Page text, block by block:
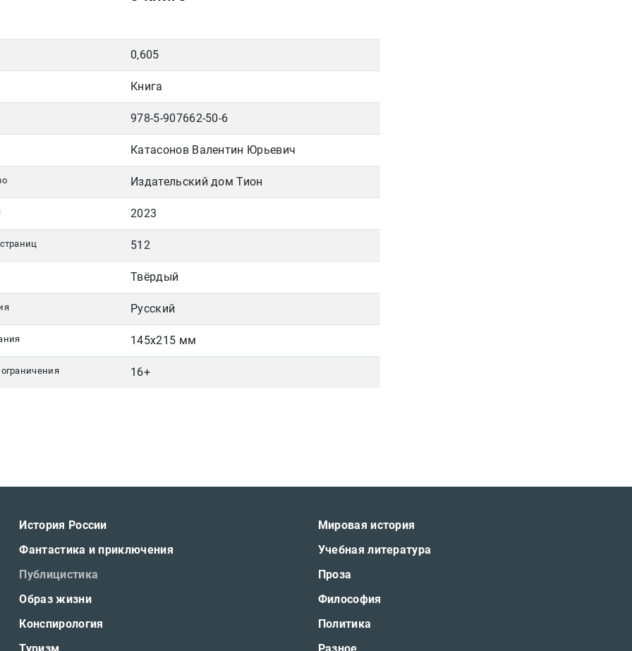
0,605
Книга
978-5-907662-50-6
Катасонов Валентин Юрьевич
Издательский дом Тион
2023
512
Твёрдый
Русский
145х215 мм
16+
История России
Мировая история
Фантастика и приключения
Учебная литература
Публицистика
Проза
Образ жизни
Философия
Конспирология
Политика